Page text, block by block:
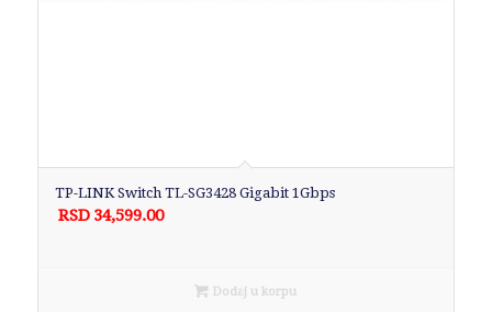
TP-LINK Switch TL-SG3428 Gigabit 1Gbps
RSD 34,599.00
Dodaj u korpu